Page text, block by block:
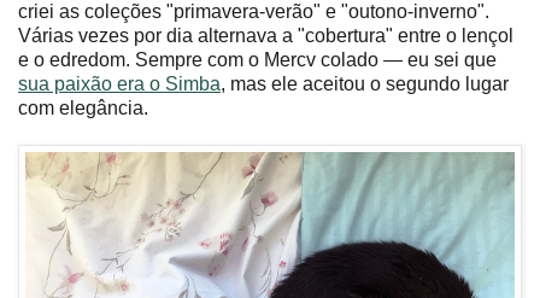
criei as coleções "primavera-verão" e "outono-inverno".
Várias vezes por dia alternava a "cobertura" entre o lençol
e o edredom. Sempre com o Mercv colado — eu sei que
sua paixão era o Simba, mas ele aceitou o segundo lugar
com elegância.